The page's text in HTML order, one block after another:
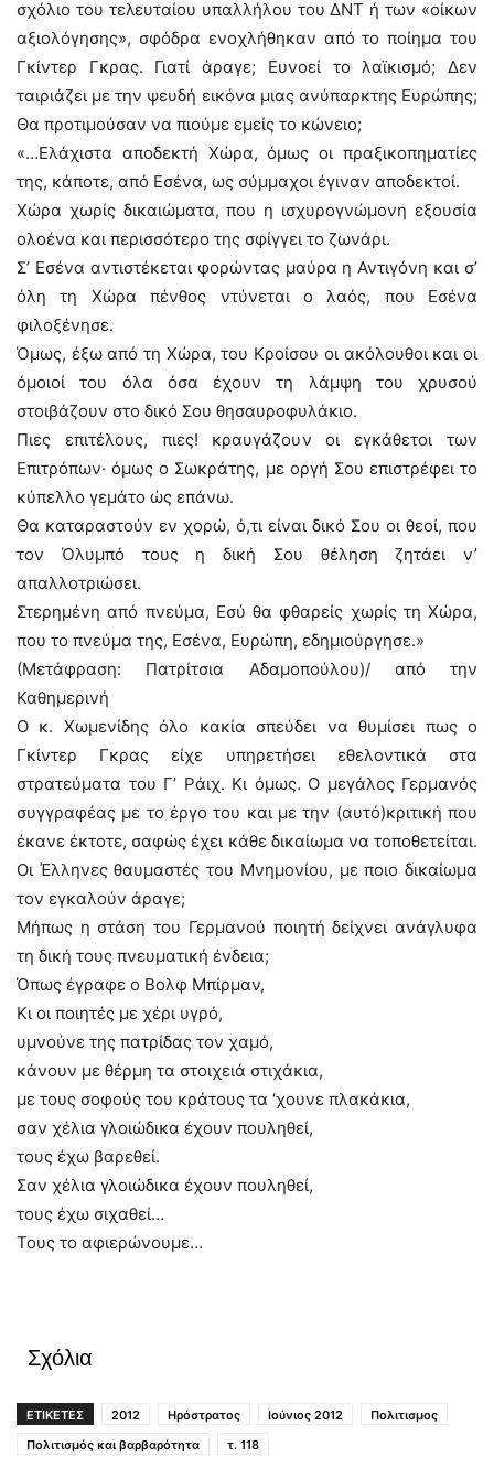
σχόλιο του τελευταίου υπαλλήλου του ΔΝΤ ή των «οίκων
αξιολόγησης», σφόδρα ενοχλήθηκαν από το ποίημα του
Γκίντερ Γκρας. Γιατί άραγε; Ευνοεί το λαϊκισμό; Δεν
ταιριάζει με την ψευδή εικόνα μιας ανύπαρκτης Ευρώπης;
Θα προτιμούσαν να πιούμε εμείς το κώνειο;
«…Ελάχιστα αποδεκτή Χώρα, όμως οι πραξικοπηματίες
της, κάποτε, από Εσένα, ως σύμμαχοι έγιναν αποδεκτοί.
Χώρα χωρίς δικαιώματα, που η ισχυρογνώμονη εξουσία
ολοένα και περισσότερο της σφίγγει το ζωνάρι.
Σ’ Εσένα αντιστέκεται φορώντας μαύρα η Αντιγόνη και σ’
όλη τη Χώρα πένθος ντύνεται ο λαός, που Εσένα
φιλοξένησε.
Όμως, έξω από τη Χώρα, του Κροίσου οι ακόλουθοι και οι
όμοιοί του όλα όσα έχουν τη λάμψη του χρυσού
στοιβάζουν στο δικό Σου θησαυροφυλάκιο.
Πιες επιτέλους, πιες! κραυγάζουν οι εγκάθετοι των
Επιτρόπων· όμως ο Σωκράτης, με οργή Σου επιστρέφει το
κύπελλο γεμάτο ώς επάνω.
Θα καταραστούν εν χορώ, ό,τι είναι δικό Σου οι θεοί, που
τον Όλυμπό τους η δική Σου θέληση ζητάει ν’
απαλλοτριώσει.
Στερημένη από πνεύμα, Εσύ θα φθαρείς χωρίς τη Χώρα,
που το πνεύμα της, Εσένα, Ευρώπη, εδημιούργησε.»
(Μετάφραση: Πατρίτσια Αδαμοπούλου)/ από την
Καθημερινή
Ο κ. Χωμενίδης όλο κακία σπεύδει να θυμίσει πως ο
Γκίντερ Γκρας είχε υπηρετήσει εθελοντικά στα
στρατεύματα του Γ’ Ράιχ. Κι όμως. Ο μεγάλος Γερμανός
συγγραφέας με το έργο του και με την (αυτό)κριτική που
έκανε έκτοτε, σαφώς έχει κάθε δικαίωμα να τοποθετείται.
Οι Έλληνες θαυμαστές του Μνημονίου, με ποιο δικαίωμα
τον εγκαλούν άραγε;
Μήπως η στάση του Γερμανού ποιητή δείχνει ανάγλυφα
τη δική τους πνευματική ένδεια;
Όπως έγραφε ο Βολφ Μπίρμαν,
Κι οι ποιητές με χέρι υγρό,
υμνούνε της πατρίδας τον χαμό,
κάνουν με θέρμη τα στοιχειά στιχάκια,
με τους σοφούς του κράτους τα ‘χουνε πλακάκια,
σαν χέλια γλοιώδικα έχουν πουληθεί,
τους έχω βαρεθεί.
Σαν χέλια γλοιώδικα έχουν πουληθεί,
τους έχω σιχαθεί…
Τους το αφιερώνουμε…
Σχόλια
ΕΤΙΚΕΤΕΣ 2012 Ηρόστρατος Ιούνιος 2012
Πολιτισμος
Πολιτισμός και βαρβαρότητα
τ. 118